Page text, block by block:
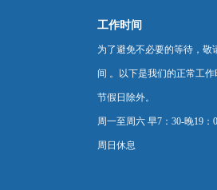
工作时间
为了避免不必要的等待，敬
间 。以下是我们的正常工
节假日除外。
周一至周六 早7：30-晚19：
周日休息